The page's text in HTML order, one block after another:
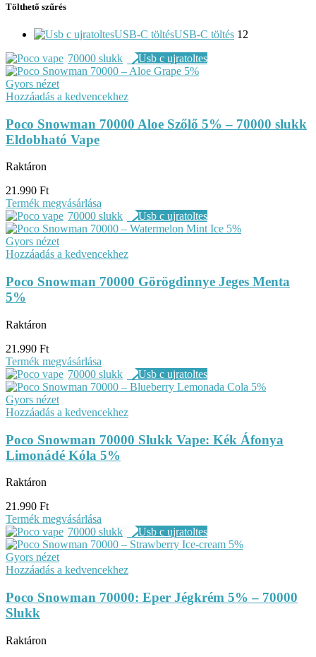
Tölthető szűrés
USB-C töltésUSB-C töltés 12
70000 slukk
Gyors nézet
Hozzáadás a kedvencekhez
Poco Snowman 70000 Aloe Szőlő 5% – 70000 slukk
Eldobható Vape
Raktáron
21.990 Ft
Termék megvásárlása
70000 slukk
Gyors nézet
Hozzáadás a kedvencekhez
Poco Snowman 70000 Görögdinnye Jeges Menta
5%
Raktáron
21.990 Ft
Termék megvásárlása
70000 slukk
Gyors nézet
Hozzáadás a kedvencekhez
Poco Snowman 70000 Slukk Vape: Kék Áfonya
Limonádé Kóla 5%
Raktáron
21.990 Ft
Termék megvásárlása
70000 slukk
Gyors nézet
Hozzáadás a kedvencekhez
Poco Snowman 70000: Eper Jégkrém 5% – 70000
Slukk
Raktáron